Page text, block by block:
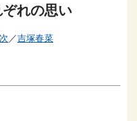
れの思い
／吉塚春菜